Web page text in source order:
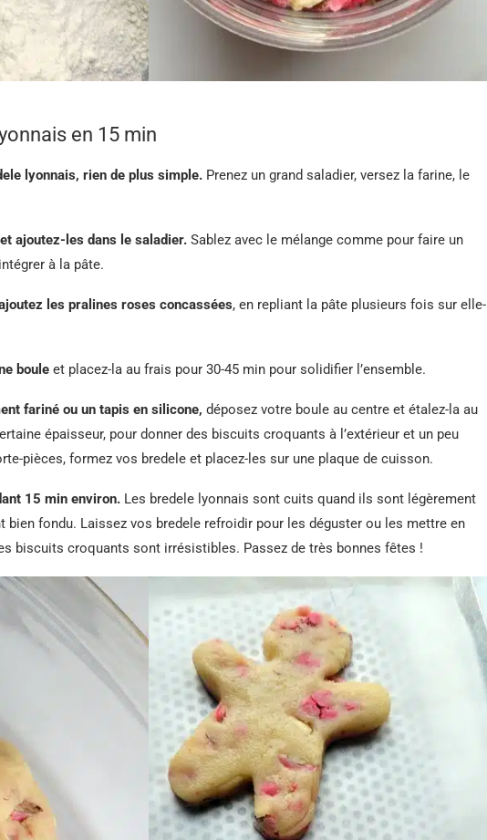
en 15 min
lyonnais, rien de plus simple. Prenez un grand saladier, versez la farine, le
ajoutez-les dans le saladier. Sablez avec le mélange comme pour faire un
à la pâte.
les pralines roses concassées, en repliant la pâte plusieurs fois sur elle-
boule et placez-la au frais pour 30-45 min pour solidifier l’ensemble.
fariné ou un tapis en silicone, déposez votre boule au centre et étalez-la au
épaisseur, pour donner des biscuits croquants à l’extérieur et un peu
pièces, formez vos bredele et placez-les sur une plaque de cuisson.
15 min environ. Les bredele lyonnais sont cuits quand ils sont légèrement
fondu. Laissez vos bredele refroidir pour les déguster ou les mettre en
biscuits croquants sont irrésistibles. Passez de très bonnes fêtes !